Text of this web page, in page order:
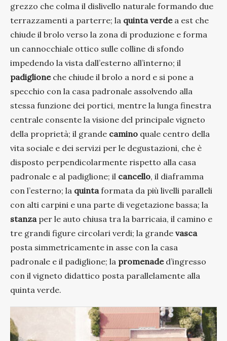
grezzo che colma il dislivello naturale formando due
terrazzamenti a parterre; la quinta verde a est che
chiude il brolo verso la zona di produzione e forma
un cannocchiale ottico sulle colline di sfondo
impedendo la vista dall’esterno all’interno; il
padiglioneche chiude il brolo a nord e si pone a
specchio con la casa padronale assolvendo alla
stessa funzione dei portici, mentre la lunga finestra
centrale consente la visione del principale vigneto
della proprietà; il grande camino quale centro della
vita sociale e dei servizi per le degustazioni, che è
disposto perpendicolarmente rispetto alla casa
padronale e al padiglione; il cancello, il diaframma
con l’esterno; la quinta formata da più livelli paralleli
con alti carpini e una parte di vegetazione bassa; la
stanza per le auto chiusa tra la barricaia, il camino e
tre grandi figure circolari verdi; la grande vasca
posta simmetricamente in asse con la casa
padronale e il padiglione; la promenaded’ingresso
con il vigneto didattico posta parallelamente alla
quinta verde.